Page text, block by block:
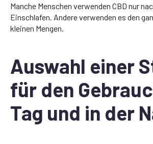
Manche Menschen verwenden CBD nur
Einschlafen. Andere verwenden es den
kleinen Mengen.
Auswahl einer
für den
Tag und in der